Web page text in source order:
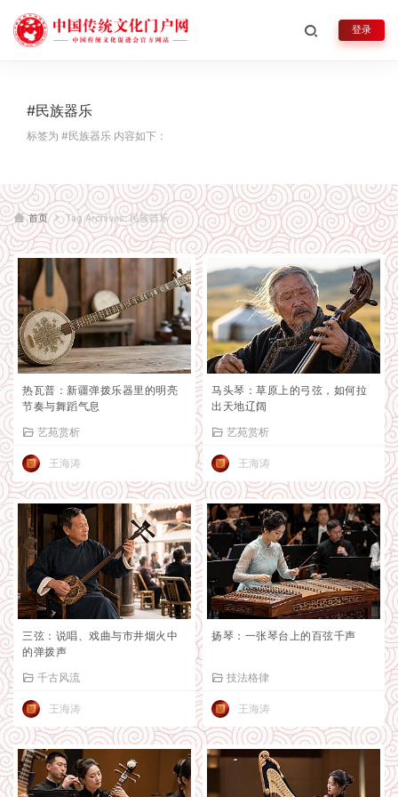
登录
#民族器乐
标签为 #民族器乐 内容如下：
首页 Tag Archives: 民族器乐
热瓦普：新疆弹拨乐器里的明亮
节奏与舞蹈气息
艺苑赏析
王海涛
马头琴：草原上的弓弦，如何拉
出天地辽阔
艺苑赏析
王海涛
三弦：说唱、戏曲与市井烟火中
的弹拨声
千古风流
王海涛
扬琴：一张琴台上的百弦千声
技法格律
王海涛